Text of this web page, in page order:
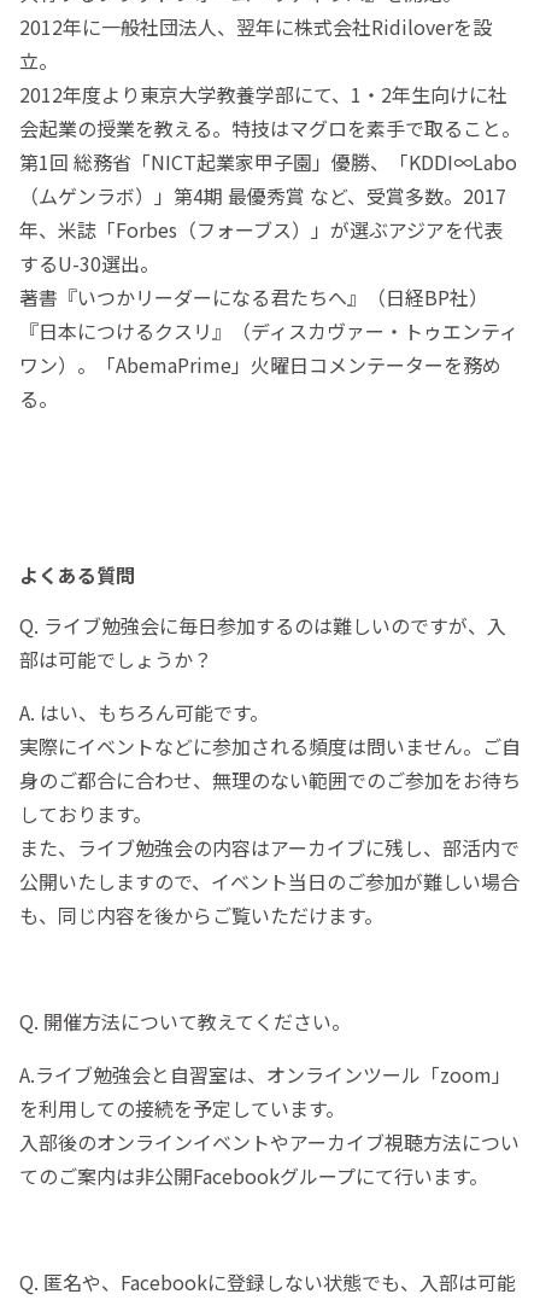
2012年に一般社団法人、翌年に株式会社Ridiloverを設
立。
2012年度より東京大学教養学部にて、1・2年生向けに社
会起業の授業を教える。特技はマグロを素手で取ること。
第1回 総務省「NICT起業家甲子園」優勝、「KDDI∞Labo
（ムゲンラボ）」第4期 最優秀賞 など、受賞多数。2017
年、米誌「Forbes（フォーブス）」が選ぶアジアを代表
するU-30選出。
著書『いつかリーダーになる君たちへ』（日経BP社）
『日本につけるクスリ』（ディスカヴァー・トゥエンティ
ワン）。「AbemaPrime」火曜日コメンテーターを務め
る。
よくある質問
Q. ライブ勉強会に毎日参加するのは難しいのですが、入
部は可能でしょうか？
A. はい、もちろん可能です。
実際にイベントなどに参加される頻度は問いません。ご自
身のご都合に合わせ、無理のない範囲でのご参加をお待ち
しております。
また、ライブ勉強会の内容はアーカイブに残し、部活内で
公開いたしますので、イベント当日のご参加が難しい場合
も、同じ内容を後からご覧いただけます。
Q. 開催方法について教えてください。
A.ライブ勉強会と自習室は、オンラインツール「zoom」
を利用しての接続を予定しています。
入部後のオンラインイベントやアーカイブ視聴方法につい
てのご案内は非公開Facebookグループにて行います。
Q. 匿名や、Facebookに登録しない状態でも、入部は可能